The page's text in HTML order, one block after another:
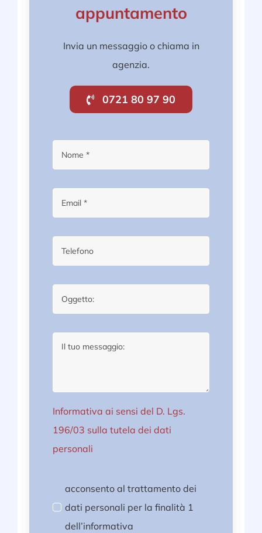
appuntamento
Invia un messaggio o chiama in
agenzia.
0721 80 97 90
Informativa ai sensi del D. Lgs.
196/03 sulla tutela dei dati
personali
acconsento al trattamento dei
dati personali per la finalità 1
dell’informativa